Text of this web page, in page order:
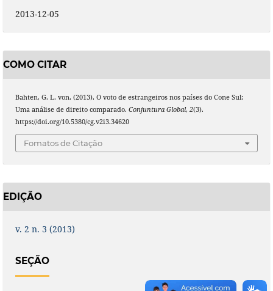
2013-12-05
COMO CITAR
Bahten, G. L. von. (2013). O voto de estrangeiros nos países do Cone Sul:
Uma análise de direito comparado. Conjuntura Global, 2(3).
https://doi.org/10.5380/cg.v2i3.34620
Fomatos de Citação
EDIÇÃO
v. 2 n. 3 (2013)
SEÇÃO